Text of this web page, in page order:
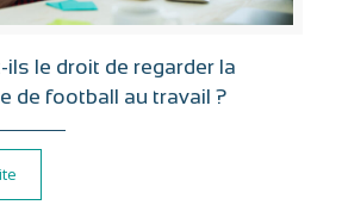
le droit de regarder la
de football au travail ?